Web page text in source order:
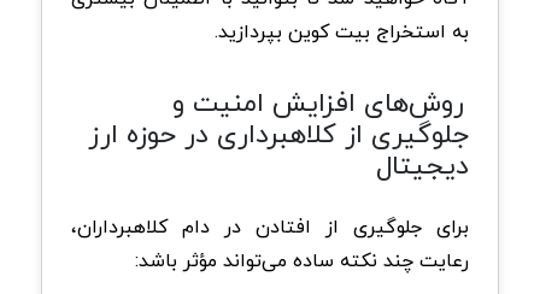
به استخراج بیت کوین بپردازید.
روش‌های افزایش امنیت و
جلوگیری از کلاهبرداری در حوزه ارز
دیجیتال
برای جلوگیری از افتادن در دام کلاهبرداران،
رعایت چند نکته ساده می‌تواند مؤثر باشد: